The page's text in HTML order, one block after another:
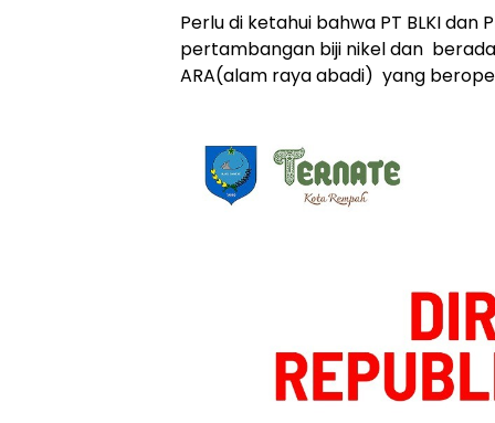
Perlu di ketahui bahwa PT BLKI
pertambangan biji nikel dan
ARA(alam raya abadi) yang